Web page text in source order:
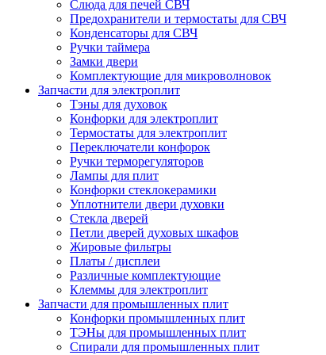
Слюда для печей СВЧ
Предохранители и термостаты для СВЧ
Конденсаторы для СВЧ
Ручки таймера
Замки двери
Комплектующие для микроволновок
Запчасти для электроплит
Тэны для духовок
Конфорки для электроплит
Термостаты для электроплит
Переключатели конфорок
Ручки терморегуляторов
Лампы для плит
Конфорки стеклокерамики
Уплотнители двери духовки
Стекла дверей
Петли дверей духовых шкафов
Жировые фильтры
Платы / дисплеи
Различные комплектующие
Клеммы для электроплит
Запчасти для промышленных плит
Конфорки промышленных плит
ТЭНы для промышленных плит
Спирали для промышленных плит